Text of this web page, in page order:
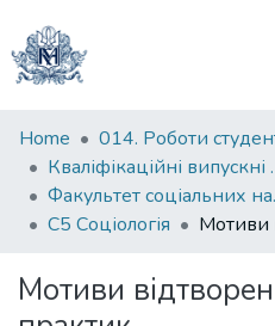
Communities
&
Collections
All of DSpace
Statistics
Home
014. Роботи
Кваліфікаційні
С5 Соціологія
Мотиви